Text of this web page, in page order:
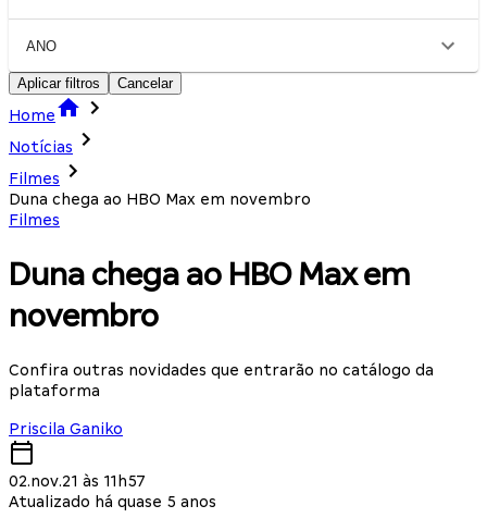
ANO
Aplicar filtros Cancelar
Home
Notícias
Filmes
Duna chega ao HBO Max em novembro
Filmes
Duna chega ao HBO Max em
novembro
Confira outras novidades que entrarão no catálogo da
plataforma
Priscila Ganiko
02.nov.21 às 11h57
Atualizado há quase 5 anos